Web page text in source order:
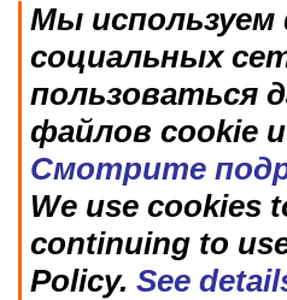
Мы используем
социальных
пользоваться
файлов cookie
Смотрите
We use cookies
continuing to
Policy. See